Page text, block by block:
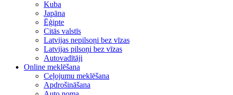
Kuba
Japāna
Ēģipte
Citās valstīs
Latvijas nepilsoņi bez vīzas
Latvijas pilsoņi bez vīzas
Autovadītāji
Online meklēšana
Ceļojumu meklēšana
Apdrošināšana